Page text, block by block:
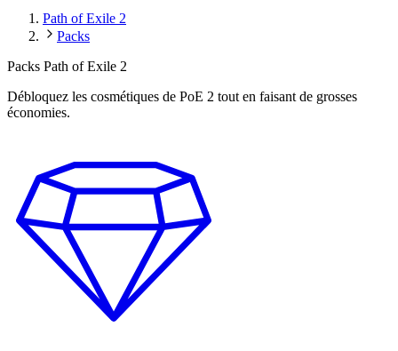
Path of Exile 2
Packs
Packs Path of Exile 2
Débloquez les cosmétiques de PoE 2 tout en faisant de grosses
économies.